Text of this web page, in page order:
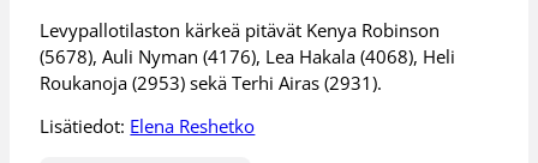
Levypallotilaston kärkeä pitävät Kenya Robinson
(5678), Auli Nyman (4176), Lea Hakala (4068), Heli
Roukanoja (2953) sekä Terhi Airas (2931).
Lisätiedot: Elena Reshetko